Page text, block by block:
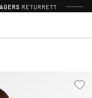
RETURRETT